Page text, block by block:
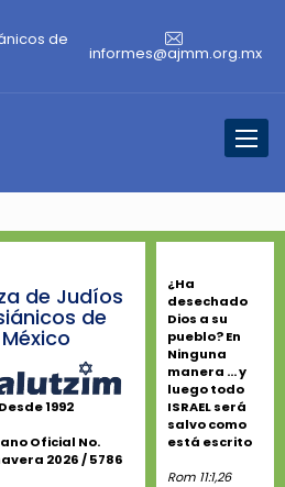
de
informes@ajmm.org.mx
de Judíos
de
México
Desde 1992
Oficial No.
2026 / 5786
¿Ha
desechado
Dios a su
pueblo? En
Ninguna
manera ... y
luego todo
ISRAEL será
salvo como
está escrito
Rom 11:1,26